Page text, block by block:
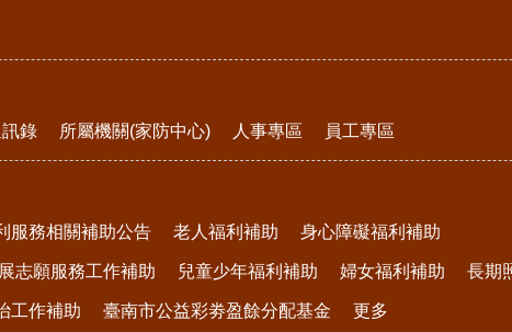
錄 所屬機關(家防中心) 人事專區 員工專區
服務相關補助公告 老人福利補助 身心障礙福利補助
志願服務工作補助 兒童少年福利補助 婦女福利補助 長期
工作補助 臺南市公益彩劵盈餘分配基金 更多